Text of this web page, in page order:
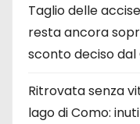
Taglio delle
resta ancora
sconto deciso
Ritrovata senza
lago di Como: